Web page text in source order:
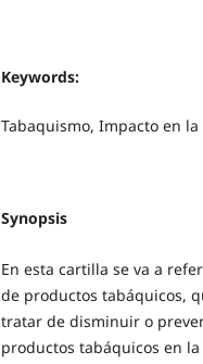
Keywords:
Tabaquismo, Impacto en
Synopsis
En esta cartilla se va a
de productos tabáquicos,
tratar de disminuir o
productos tabáquicos en